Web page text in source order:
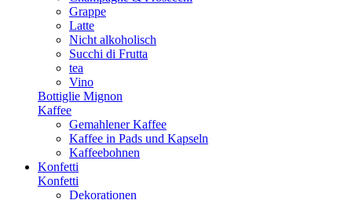
Grappe
Latte
Nicht alkoholisch
Succhi di Frutta
tea
Vino
Bottiglie Mignon
Kaffee
Gemahlener Kaffee
Kaffee in Pads und Kapseln
Kaffeebohnen
Konfetti
Konfetti
Dekorationen